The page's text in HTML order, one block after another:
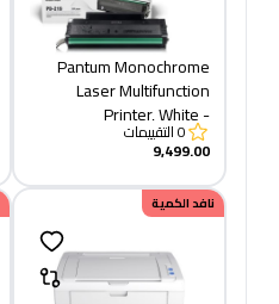
Pantum Monochrome
Laser Multifunction
Printer, White -
M6559NW + TONER 219
0التقييمات
9,499.00
نافد الكمية